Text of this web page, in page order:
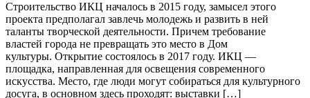
Строительство ИКЦ началось в 2015 году, замысел этого
проекта предполагал завлечь молодежь и развить в ней
таланты творческой деятельности. Причем требование
властей города не превращать это место в Дом
культуры. Открытие состоялось в 2017 году. ИКЦ —
площадка, направленная для освещения современного
искусства. Место, где люди могут собираться для культурного
досуга, в основном здесь проходят: выставки […]